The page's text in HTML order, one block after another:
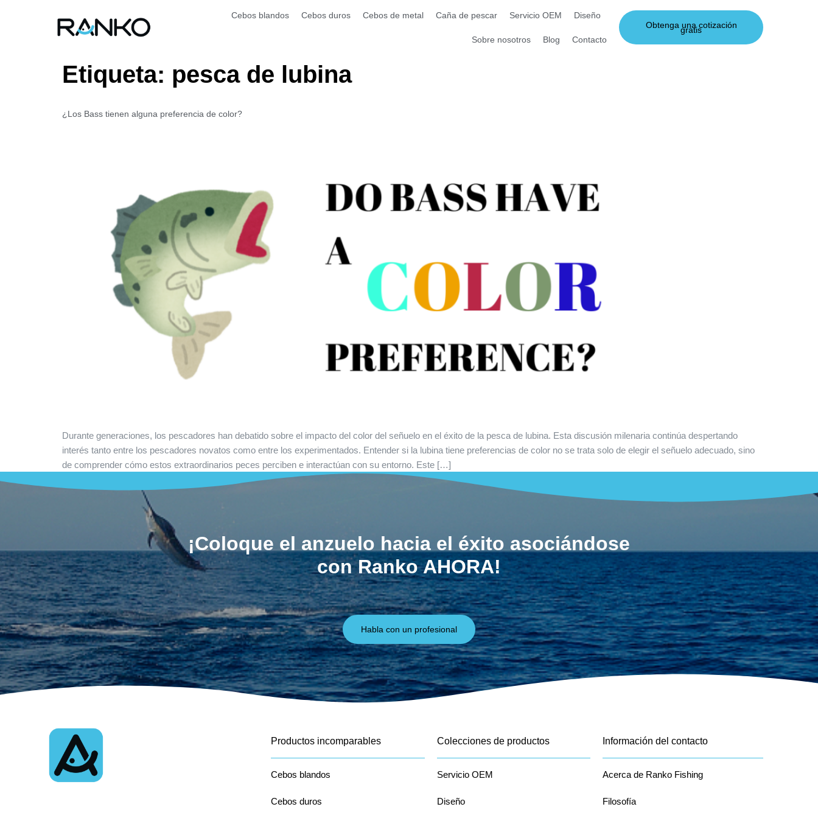
Cebos blandos Cebos duros Cebos de metal Caña de pescar Servicio OEM Diseño
Sobre nosotros Blog Contacto
Obtenga una cotización
gratis
Etiqueta: pesca de lubina
¿Los Bass tienen alguna preferencia de color?
Durante generaciones, los pescadores han debatido sobre el impacto del color del señuelo en el éxito de la pesca de lubina. Esta discusión milenaria continúa despertando
interés tanto entre los pescadores novatos como entre los experimentados. Entender si la lubina tiene preferencias de color no se trata solo de elegir el señuelo adecuado, sino
de comprender cómo estos extraordinarios peces perciben e interactúan con su entorno. Este […]
¡Coloque el anzuelo hacia el éxito asociándose
con Ranko AHORA!
Habla con un profesional
Productos incomparables
Cebos blandos
Cebos duros
Colecciones de productos
Servicio OEM
Diseño
Información del contacto
Acerca de Ranko Fishing
Filosofía